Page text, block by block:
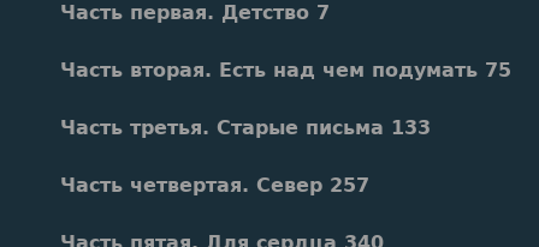
Часть первая. Детство 7
Часть вторая. Есть над чем подумать 75
Часть третья. Старые письма 133
Часть четвертая. Север 257